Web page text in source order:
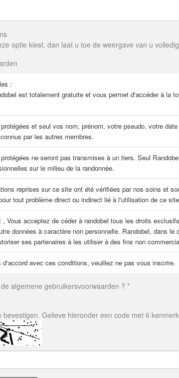
optie kiest, dan laat u toe de weergave van u
:
est totalement gratuite et vous permet d'accéder à la
et seul vos nom, prénom, votre pseudo, votre
par les autres membres.
ne seront pas transmises à un tiers. Seul
sur le milieu de la randonnée.
reprises sur ce site ont été vérifiées par nos soins et
tout problème direct ou indirect lié à l'utilisation de ce
Vous acceptez de céder à randobel tous les droits
données à caractère non personnelle. Randobel, dans
ses partenaires à les utiliser à des fins non
avec ces conditions, veuillez ne pas vous inscrire.
algemene gebruikersvoorwaarden ? *
bevestigen. Gelieve hieronder een code met 6